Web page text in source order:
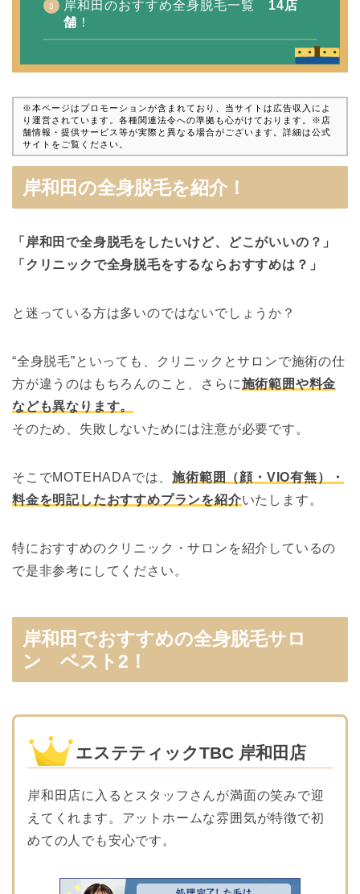
岸和田のおすすめ全身脱毛一覧 14店
舗 ！
※本ページはプロモーションが含まれており、当サイトは広告収入によ
り運営されています。各種関連法令への準拠も心がけております。※店
舗情報・提供サービス等が実際と異なる場合がございます。詳細は公式
サイトをご覧ください。
岸和田の全身脱毛を紹介！
「岸和田で全身脱毛をしたいけど、どこがいいの？」
「クリニックで全身脱毛をするならおすすめは？」
と迷っている方は多いのではないでしょうか？
“全身脱毛”といっても、クリニックとサロンで施術の仕
方が違うのはもちろんのこと、さらに施術範囲や料金
なども異なります。
そのため、失敗しないためには注意が必要です。
そこでMOTEHADAでは、施術範囲（顔・VIO有無）・
料金を明記したおすすめプランを紹介いたします。
特におすすめのクリニック・サロンを紹介しているの
で是非参考にしてください。
岸和田でおすすめの全身脱毛サロ
ン ベスト2！
エステティックTBC 岸和田店
岸和田店に入るとスタッフさんが満面の笑みで迎
えてくれます。アットホームな雰囲気が特徴で初
めての人でも安心です。